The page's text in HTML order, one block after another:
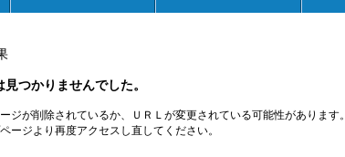
つかりませんでした。
ジが削除されているか、ＵＲＬが変更されている可能性があります。
ージより再度アクセスし直してください。